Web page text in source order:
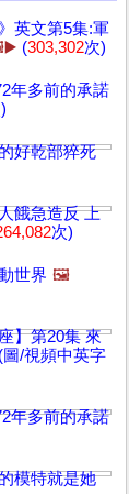
英文第5集:軍
(303,302次)
年多前的承諾
好乾部猝死
餓急造反 上
次)
世界 🖼️
】第20集 來
/視頻中英字
年多前的承諾
模特就是她